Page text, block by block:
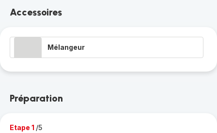
Accessoires
Mélangeur
Préparation
Etape 1 /5